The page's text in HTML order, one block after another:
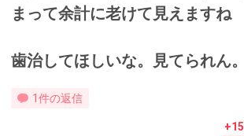
まって余計に老けて見えますね
歯治してほしいな。見てられん。
1件の返信
+15